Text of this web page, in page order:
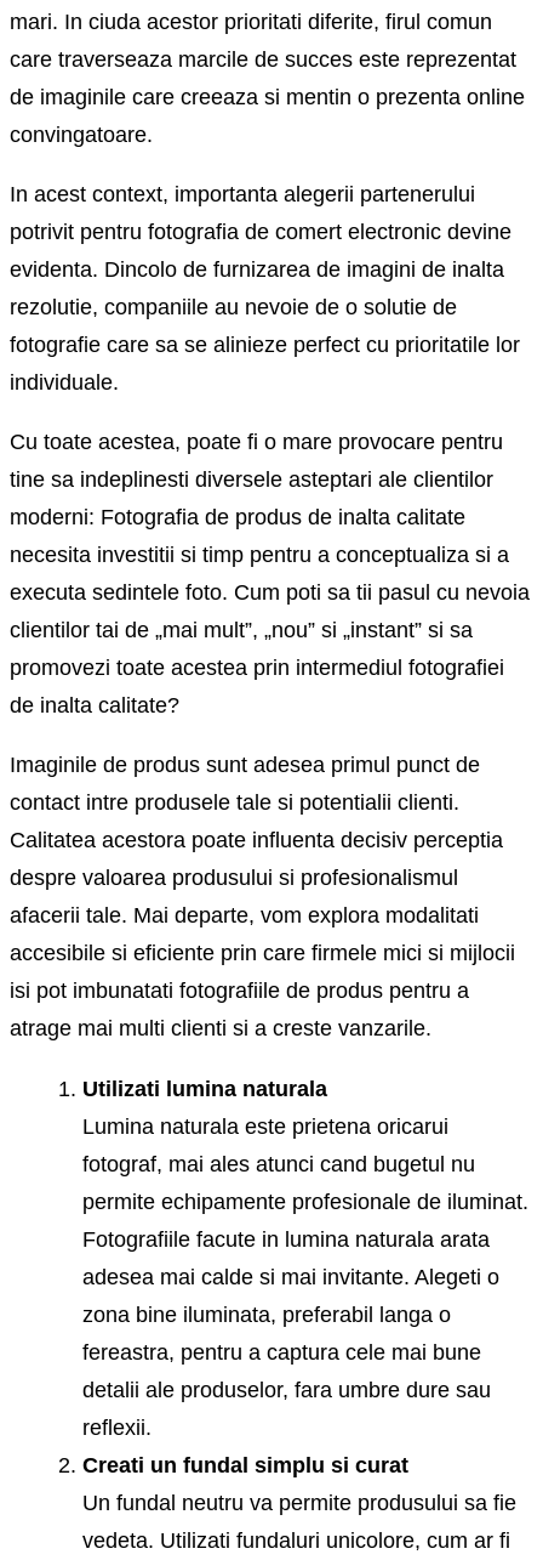
mari. In ciuda acestor prioritati diferite, firul comun
care traverseaza marcile de succes este reprezentat
de imaginile care creeaza si mentin o prezenta online
convingatoare.
In acest context, importanta alegerii partenerului
potrivit pentru fotografia de comert electronic devine
evidenta. Dincolo de furnizarea de imagini de inalta
rezolutie, companiile au nevoie de o solutie de
fotografie care sa se alinieze perfect cu prioritatile lor
individuale.
Cu toate acestea, poate fi o mare provocare pentru
tine sa indeplinesti diversele asteptari ale clientilor
moderni: Fotografia de produs de inalta calitate
necesita investitii si timp pentru a conceptualiza si a
executa sedintele foto. Cum poti sa tii pasul cu nevoia
clientilor tai de „mai mult”, „nou” si „instant” si sa
promovezi toate acestea prin intermediul fotografiei
de inalta calitate?
Imaginile de produs sunt adesea primul punct de
contact intre produsele tale si potentialii clienti.
Calitatea acestora poate influenta decisiv perceptia
despre valoarea produsului si profesionalismul
afacerii tale. Mai departe, vom explora modalitati
accesibile si eficiente prin care firmele mici si mijlocii
isi pot imbunatati fotografiile de produs pentru a
atrage mai multi clienti si a creste vanzarile.
Utilizati lumina naturala
Lumina naturala este prietena oricarui
fotograf, mai ales atunci cand bugetul nu
permite echipamente profesionale de iluminat.
Fotografiile facute in lumina naturala arata
adesea mai calde si mai invitante. Alegeti o
zona bine iluminata, preferabil langa o
fereastra, pentru a captura cele mai bune
detalii ale produselor, fara umbre dure sau
reflexii.
Creati un fundal simplu si curat
Un fundal neutru va permite produsului sa fie
vedeta. Utilizati fundaluri unicolore, cum ar fi